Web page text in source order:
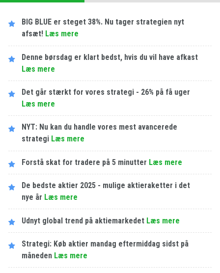
BIG BLUE er steget 38%. Nu tager strategien nyt
afsæt! Læs mere
Denne børsdag er klart bedst, hvis du vil have afkast
Læs mere
Det går stærkt for vores strategi - 26% på få uger
Læs mere
NYT: Nu kan du handle vores mest avancerede
strategi Læs mere
Forstå skat for tradere på 5 minutter Læs mere
De bedste aktier 2025 - mulige aktieraketter i det
nye år Læs mere
Udnyt global trend på aktiemarkedet Læs mere
Strategi: Køb aktier mandag eftermiddag sidst på
måneden Læs mere